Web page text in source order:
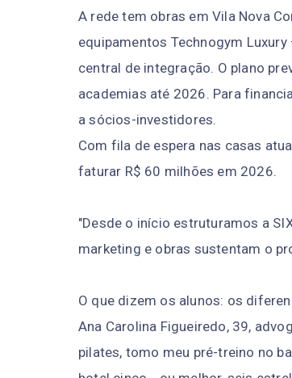
A rede tem obras em Vila Nova
equipamentos Technogym
central de integração. O plano
academias até 2026. Para
a sócios-investidores.
Com fila de espera nas casas
faturar R$ 60 milhões em 2026.
"Desde o início estruturamos a
marketing e obras sustentam o
O que dizem os alunos: os
Ana Carolina Figueiredo, 39,
pilates, tomo meu pré-treino no